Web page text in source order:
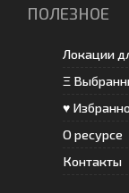
ПОЛЕЗНОЕ
Локации
Ξ
♥
О ресурсе
Контакты